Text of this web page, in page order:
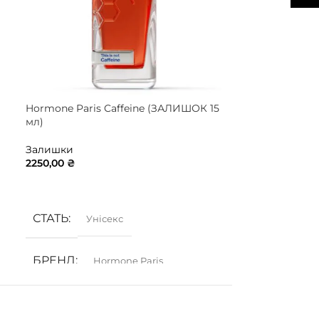
Hormone Paris Caffeine (ЗАЛИШОК 15
мл)
Залишки
2250,00 ₴
СТАТЬ Унісекс
БРЕНД Hormone Paris